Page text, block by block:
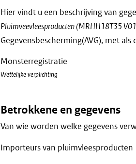
Hier vindt u een beschrijving van
Pluimveevleesproducten (MRHH18T35
Gegevensbescherming(AVG), met als
Monsterregistratie
Wettelijke verplichting
Betrokkene en gegevens
Van wie worden welke gegevens
Importeurs van pluimvleesproducten